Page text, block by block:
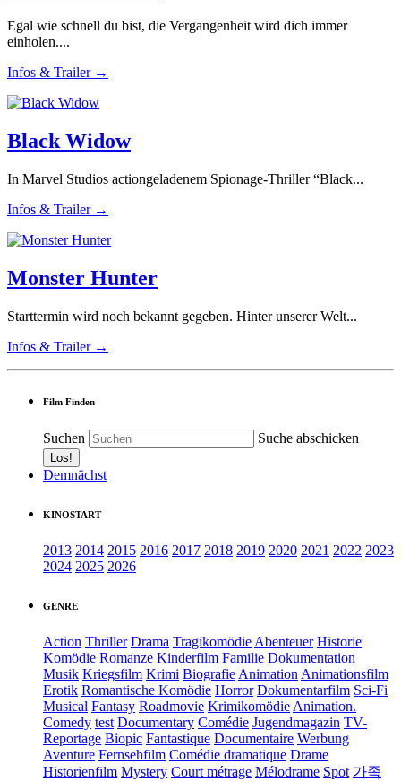
Egal wie schnell du bist, die Vergangenheit wird dich immer
einholen....
Infos & Trailer →
Black Widow
In Marvel Studios actiongeladenem Spionage-Thriller “Black...
Infos & Trailer →
Monster Hunter
Starttermin wird noch bekannt gegeben. Hinter unserer Welt...
Infos & Trailer →
Film Finden
Suchen Suche abschicken
Demnächst
KINOSTART
2013 2014 2015 2016 2017 2018 2019 2020 2021 2022 2023
2024 2025 2026
GENRE
Action Thriller Drama Tragikomödie Abenteuer Historie
Komödie Romanze Kinderfilm Familie Dokumentation
Musik Kriegsfilm Krimi Biografie Animation Animationsfilm
Erotik Romantische Komödie Horror Dokumentarfilm Sci-Fi
Musical Fantasy Roadmovie Krimikomödie Animation.
Comedy test Documentary Comédie Jugendmagazin TV-
Reportage Biopic Fantastique Documentaire Werbung
Aventure Fernsehfilm Comédie dramatique Drame
Historienfilm Mystery Court métrage Mélodrame Spot 가족